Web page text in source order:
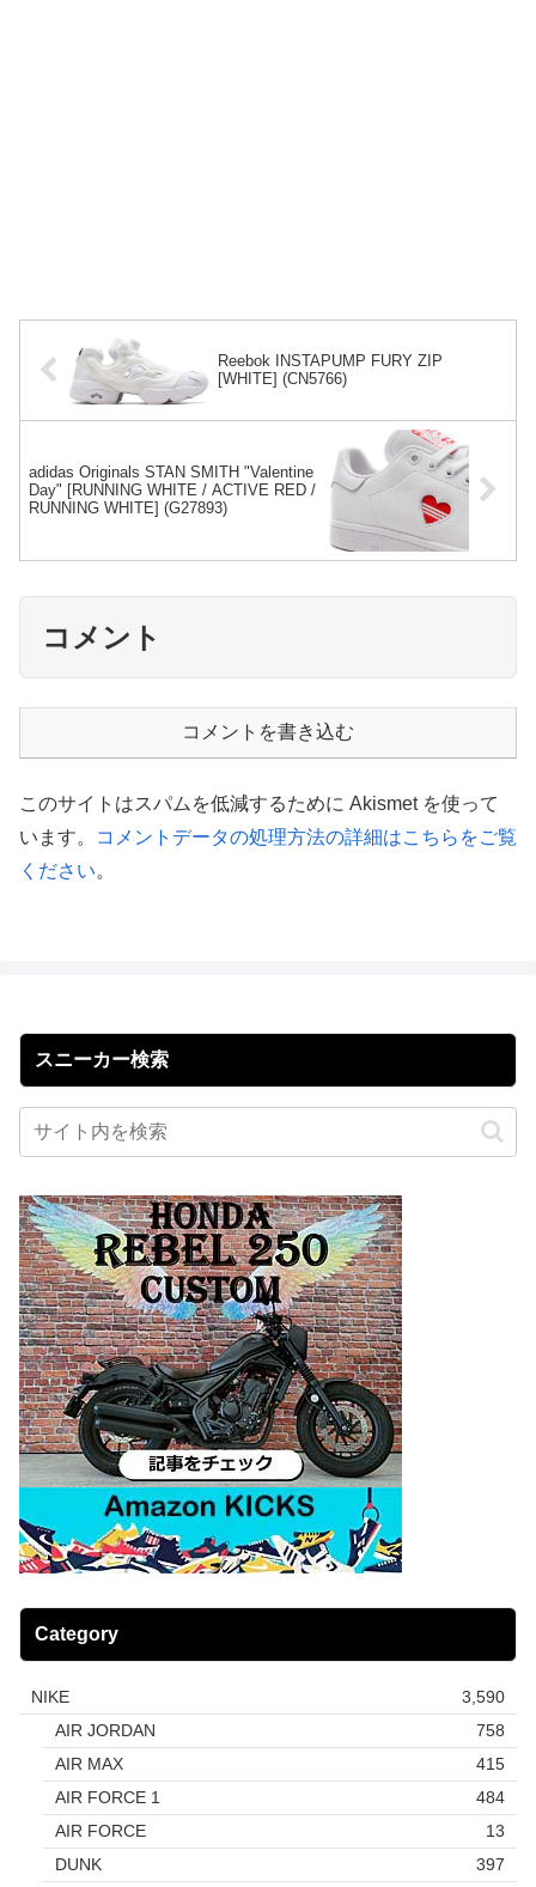
Reebok INSTAPUMP FURY ZIP
[WHITE] (CN5766)
adidas Originals STAN SMITH "Valentine
Day" [RUNNING WHITE / ACTIVE RED /
RUNNING WHITE] (G27893)
コメント
コメントを書き込む
このサイトはスパムを低減するために Akismet を使って
います。
コメントデータの処理方法の詳細はこちらをご覧
ください。
スニーカー検索
Category
NIKE
3,590
AIR JORDAN
758
AIR MAX
415
AIR FORCE 1
484
AIR FORCE
13
DUNK
397